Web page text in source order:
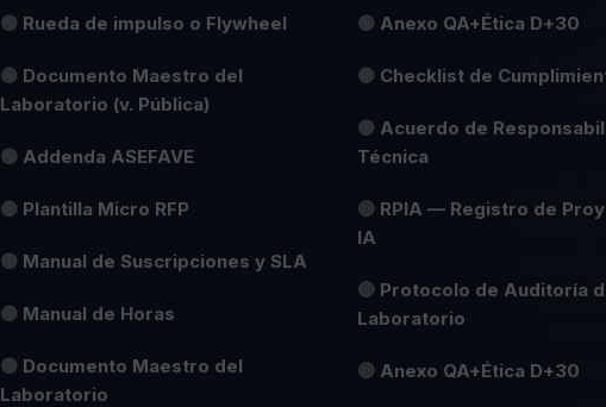
🟢 Rueda de impulso o Flywheel
🟢 Documento Maestro del
Laboratorio (v. Pública)
🟢 Addenda ASEFAVE
🟡 Plantilla Micro RFP
🟡 Manual de Suscripciones y SLA
🟡 Manual de Horas
🟡 Documento Maestro del
Laboratorio
🟢 Anexo QA+Ética D+30
🟡 Checklist de
🟡 Acuerdo de
Técnica
🔴 RPIA — Registro de
IA
🔴 Protocolo de Auditoría
Laboratorio
🔴 Anexo QA+Ética D+30